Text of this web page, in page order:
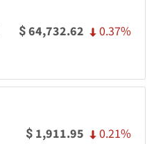
$64,732.62 0.37%
$ 1,911.95 0.21%